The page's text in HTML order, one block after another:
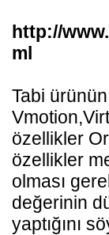
http://
ml
Tabi
özellikler
özellikler
olması
değerinin
yaptığını